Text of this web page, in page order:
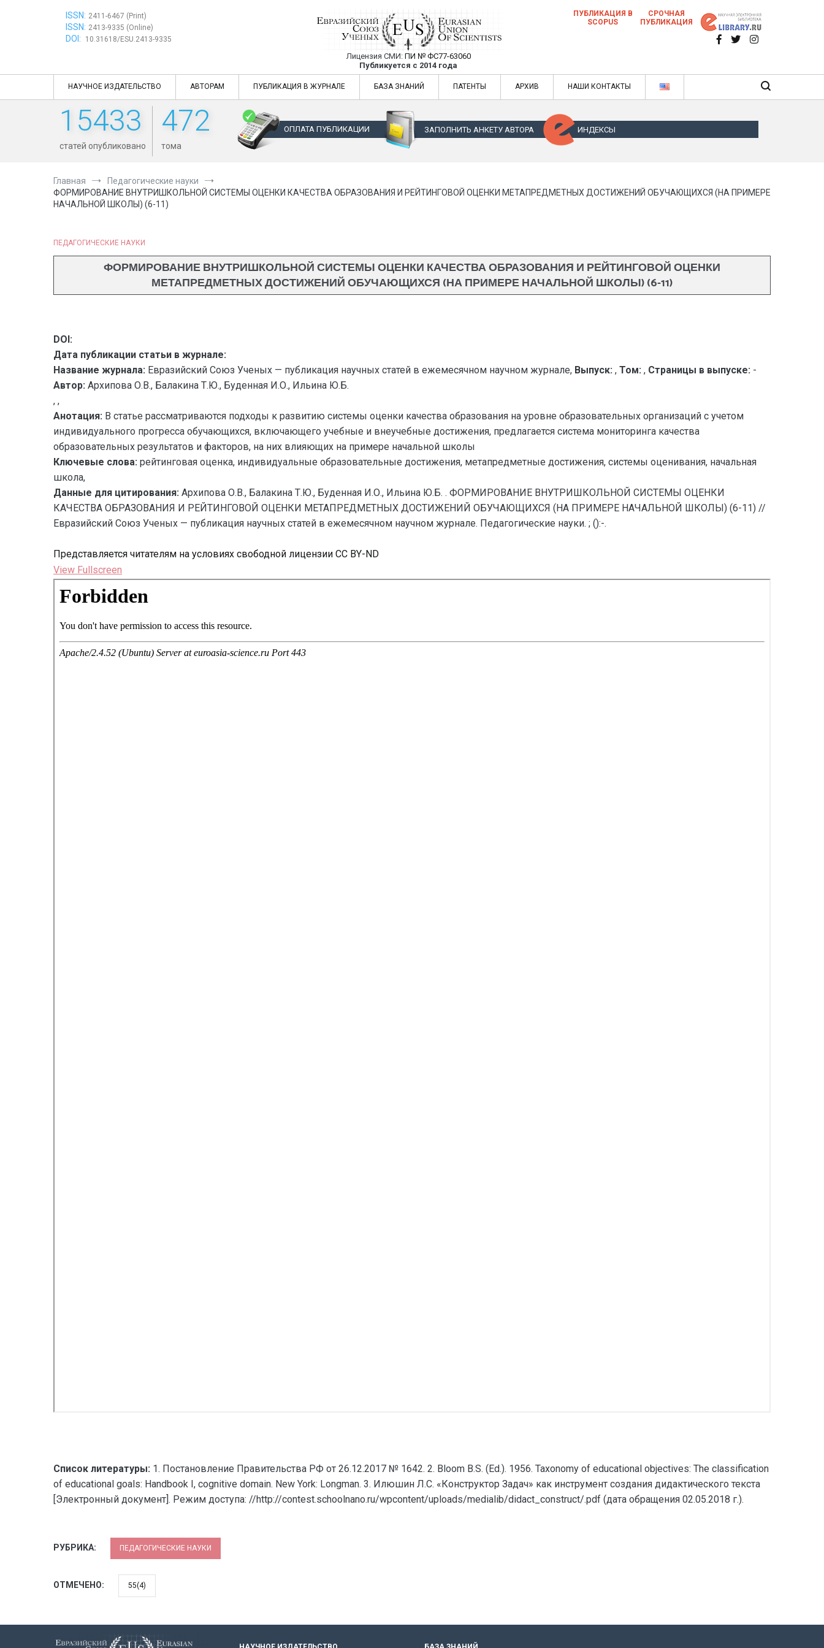
ISSN: 2411-6467 (Print)
ISSN: 2413-9335 (Online)
DOI: 10.31618/ESU.2413-9335
Евразийский Союз Ученых — публикация научных статей в ежемесячном научном
журнале
Лицензия СМИ: ПИ № ФС77-63060
Публикуется с 2014 года
Евразийский Союз Ученых — публикация научных статей в ежемесячном научном журнале
ПУБЛИКАЦИЯ В
SCOPUS
СРОЧНАЯ
ПУБЛИКАЦИЯ
НАУЧНОЕ ИЗДАТЕЛЬСТВО АВТОРАМ ПУБЛИКАЦИЯ В ЖУРНАЛЕ БАЗА ЗНАНИЙ ПАТЕНТЫ АРХИВ НАШИ КОНТАКТЫ
15433
статей опубликовано
472
тома
ОПЛАТА ПУБЛИКАЦИИ ЗАПОЛНИТЬ АНКЕТУ АВТОРА ИНДЕКСЫ
Главная
Педагогические науки
ФОРМИРОВАНИЕ ВНУТРИШКОЛЬНОЙ СИСТЕМЫ ОЦЕНКИ КАЧЕСТВА ОБРАЗОВАНИЯ И РЕЙТИНГОВОЙ ОЦЕНКИ МЕТАПРЕДМЕТНЫХ ДОСТИЖЕНИЙ ОБУЧАЮЩИХСЯ (НА ПРИМЕРЕ
НАЧАЛЬНОЙ ШКОЛЫ) (6-11)
ПЕДАГОГИЧЕСКИЕ НАУКИ
ФОРМИРОВАНИЕ ВНУТРИШКОЛЬНОЙ СИСТЕМЫ ОЦЕНКИ КАЧЕСТВА ОБРАЗОВАНИЯ И РЕЙТИНГОВОЙ ОЦЕНКИ
МЕТАПРЕДМЕТНЫХ ДОСТИЖЕНИЙ ОБУЧАЮЩИХСЯ (НА ПРИМЕРЕ НАЧАЛЬНОЙ ШКОЛЫ) (6-11)
DOI:
Дата публикации статьи в журнале:
Название журнала: Евразийский Союз Ученых — публикация научных статей в ежемесячном научном журнале, Выпуск: , Том: , Страницы в выпуске: -
Автор: Архипова О.В., Балакина Т.Ю., Буденная И.О., Ильина Ю.Б.
, ,
Анотация: В статье рассматриваются подходы к развитию системы оценки качества образования на уровне образовательных организаций с учетом
индивидуального прогресса обучающихся, включающего учебные и внеучебные достижения, предлагается система мониторинга качества
образовательных результатов и факторов, на них влияющих на примере начальной школы
Ключевые слова: рейтинговая оценка, индивидуальные образовательные достижения, метапредметные достижения, системы оценивания, начальная
школа,
Данные для цитирования: Архипова О.В., Балакина Т.Ю., Буденная И.О., Ильина Ю.Б. . ФОРМИРОВАНИЕ ВНУТРИШКОЛЬНОЙ СИСТЕМЫ ОЦЕНКИ
КАЧЕСТВА ОБРАЗОВАНИЯ И РЕЙТИНГОВОЙ ОЦЕНКИ МЕТАПРЕДМЕТНЫХ ДОСТИЖЕНИЙ ОБУЧАЮЩИХСЯ (НА ПРИМЕРЕ НАЧАЛЬНОЙ ШКОЛЫ) (6-11) //
Евразийский Союз Ученых — публикация научных статей в ежемесячном научном журнале. Педагогические науки. ; ():-.
Представляется читателям на условиях свободной лицензии CC BY-ND
View Fullscreen
Перейти
содержимому
Список литературы: 1. Постановление Правительства РФ от 26.12.2017 № 1642. 2. Bloom B.S. (Ed.). 1956. Taxonomy of educational objectives: The classification
of educational goals: Handbook I, cognitive domain. New York: Longman. 3. Илюшин Л.С. «Конструктор Задач» как инструмент создания дидактического текста
[Электронный документ]. Режим доступа: //http://contest.schoolnano.ru/wpcontent/uploads/medialib/didact_construct/.pdf (дата обращения 02.05.2018 г.).
РУБРИКА: ПЕДАГОГИЧЕСКИЕ НАУКИ
ОТМЕЧЕНО: 55(4)